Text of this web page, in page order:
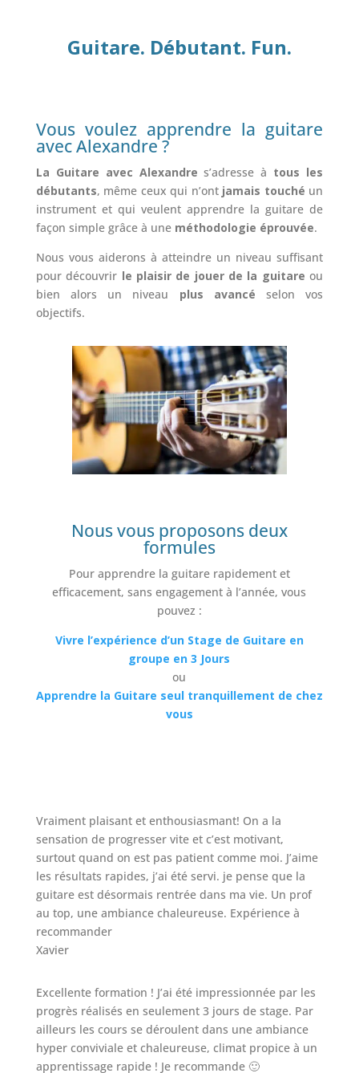
Guitare. Débutant. Fun.
Vous voulez apprendre la guitare
avec Alexandre ?
La Guitare avec Alexandre s’adresse à tous les
débutants, même ceux qui n’ont jamais touché un
instrument et qui veulent apprendre la guitare de
façon simple grâce à une méthodologie éprouvée.
Nous vous aiderons à atteindre un niveau suffisant
pour découvrir le plaisir de jouer de la guitare ou
bien alors un niveau plus avancé selon vos
objectifs.
Nous vous proposons deux
formules
Pour apprendre la guitare rapidement et
efficacement, sans engagement à l’année, vous
pouvez :
Vivre l’expérience d’un Stage de Guitare en
groupe en 3 Jours
ou
Apprendre la Guitare seul tranquillement de chez
vous
Vraiment plaisant et enthousiasmant! On a la
sensation de progresser vite et c’est motivant,
surtout quand on est pas patient comme moi. J’aime
les résultats rapides, j’ai été servi. je pense que la
guitare est désormais rentrée dans ma vie. Un prof
au top, une ambiance chaleureuse. Expérience à
recommander
Xavier
Excellente formation ! J’ai été impressionnée par les
progrès réalisés en seulement 3 jours de stage. Par
ailleurs les cours se déroulent dans une ambiance
hyper conviviale et chaleureuse, climat propice à un
apprentissage rapide ! Je recommande 🙂